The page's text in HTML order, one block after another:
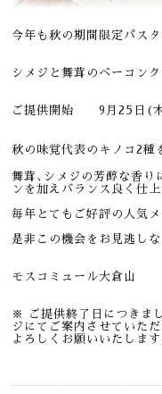
今年も秋の期間限定パスタ
シメジと舞茸のベーコ
ご提供開始 9月25日(木
秋の味覚代表のキノコ2種
舞茸､シメジの芳醇な香り
ンを加えバランス良く仕上
毎年とてもご好評の人気メ
是非この機会をお見逃しな
モスコミュール大倉山
※ ご提供終了日につきま
ジにてご案内させていただ
よろしくお願いいたします